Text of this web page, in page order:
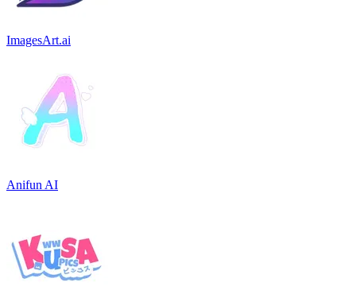
ImagesArt.ai
Anifun AI